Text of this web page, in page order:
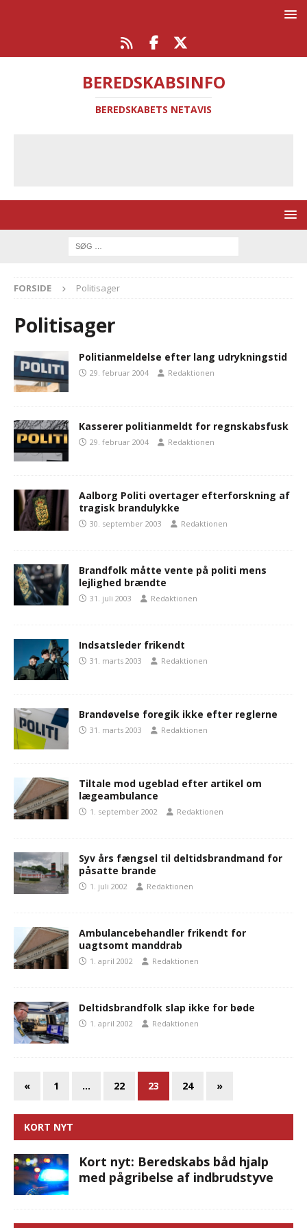
BEREDSKABSINFO
BEREDSKABETS NETAVIS
FORSIDE Politisager
Politisager
Politianmeldelse efter lang udrykningstid
29. februar 2004 Redaktionen
Kasserer politianmeldt for regnskabsfusk
29. februar 2004 Redaktionen
Aalborg Politi overtager efterforskning af
tragisk brandulykke
30. september 2003 Redaktionen
Brandfolk måtte vente på politi mens
lejlighed brændte
31. juli 2003 Redaktionen
Indsatsleder frikendt
31. marts 2003 Redaktionen
Brandøvelse foregik ikke efter reglerne
31. marts 2003 Redaktionen
Tiltale mod ugeblad efter artikel om
lægeambulance
1. september 2002 Redaktionen
Syv års fængsel til deltidsbrandmand for
påsatte brande
1. juli 2002 Redaktionen
Ambulancebehandler frikendt for
uagtsomt manddrab
1. april 2002 Redaktionen
Deltidsbrandfolk slap ikke for bøde
1. april 2002 Redaktionen
« 1 … 22 23 24 »
KORT NYT
Kort nyt: Beredskabs båd hjalp
med pågribelse af indbrudstyve